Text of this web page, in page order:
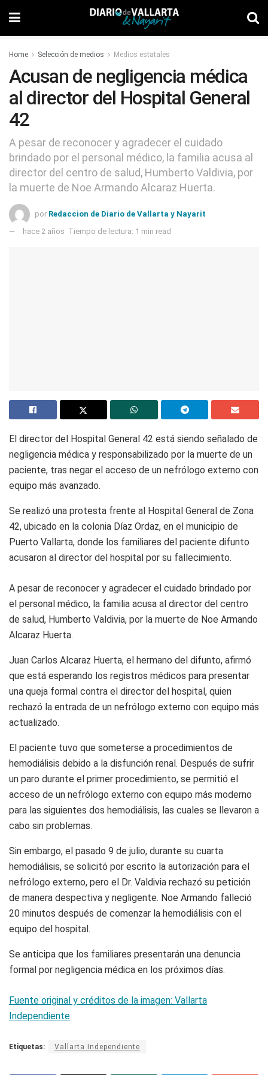
Home Selección de medios Medios estatales
Acusan de negligencia médica
al director del Hospital General
42
A pesar de reconocer y agradecer el cuidado
brindado por el personal médico, la familia acusa al
director del centro de salud, Humberto Valdivia, por
la muerte de Noe Armando Alcaraz Huerta.
por Redaccion de Diario de Vallarta y Nayarit
hace 2 años Tiempo de lectura: 1 min read
El director del Hospital General 42 está siendo señalado de
negligencia médica y responsabilizado por la muerte de un
paciente, tras negar el acceso de un nefrólogo externo con
equipo más avanzado.
Se realizó una protesta frente al Hospital General de Zona
42, ubicado en la colonia Díaz Ordaz, en el municipio de
Puerto Vallarta, donde los familiares del paciente difunto
acusaron al director del hospital por su fallecimiento.
A pesar de reconocer y agradecer el cuidado brindado por
el personal médico, la familia acusa al director del centro
de salud, Humberto Valdivia, por la muerte de Noe Armando
Alcaraz Huerta.
Juan Carlos Alcaraz Huerta, el hermano del difunto, afirmó
que está esperando los registros médicos para presentar
una queja formal contra el director del hospital, quien
rechazó la entrada de un nefrólogo externo con equipo más
actualizado.
El paciente tuvo que someterse a procedimientos de
hemodiálisis debido a la disfunción renal. Después de sufrir
un paro durante el primer procedimiento, se permitió el
acceso de un nefrólogo externo con equipo más moderno
para las siguientes dos hemodiálisis, las cuales se llevaron a
cabo sin problemas.
Sin embargo, el pasado 9 de julio, durante su cuarta
hemodiálisis, se solicitó por escrito la autorización para el
nefrólogo externo, pero el Dr. Valdivia rechazó su petición
de manera despectiva y negligente. Noe Armando falleció
20 minutos después de comenzar la hemodiálisis con el
equipo del hospital.
Se anticipa que los familiares presentarán una denuncia
formal por negligencia médica en los próximos días.
Fuente original y créditos de la imagen: Vallarta
Independiente
Etiquetas: Vallarta Independiente